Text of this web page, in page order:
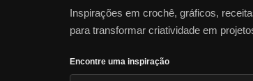
Inspirações em crochê, gráficos,
para transformar criatividade em
Encontre uma inspiração